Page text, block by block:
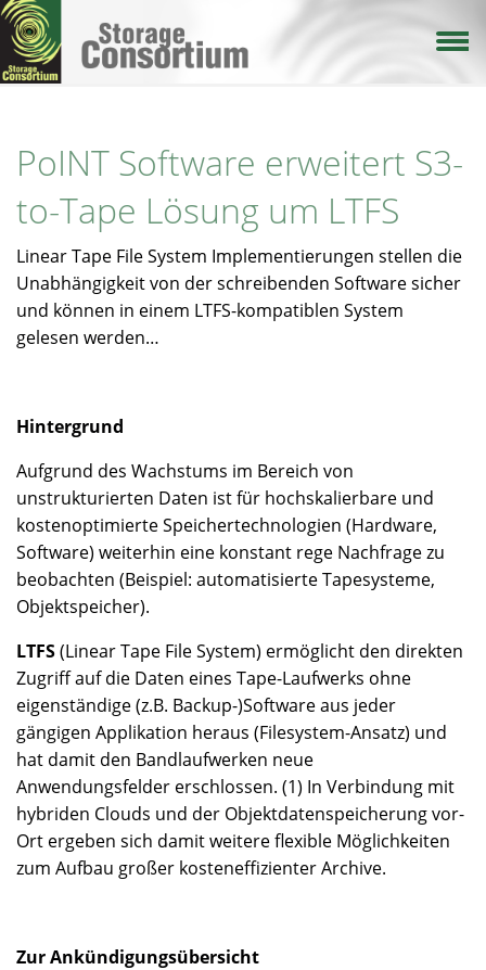
Direkt
zum
Inhalt
PoINT Software erweitert S3-
to-Tape Lösung um LTFS
Linear Tape File System Implementierungen stellen die
Unabhängigkeit von der schreibenden Software sicher
und können in einem LTFS-kompatiblen System
gelesen werden…
Hintergrund
Aufgrund des Wachstums im Bereich von
unstrukturierten Daten ist für hochskalierbare und
kostenoptimierte Speichertechnologien (Hardware,
Software) weiterhin eine konstant rege Nachfrage zu
beobachten (Beispiel: automatisierte Tapesysteme,
Objektspeicher).
LTFS(Linear Tape File System) ermöglicht den direkten
Zugriff auf die Daten eines Tape-Laufwerks ohne
eigenständige (z.B. Backup-)Software aus jeder
gängigen Applikation heraus (Filesystem-Ansatz) und
hat damit den Bandlaufwerken neue
Anwendungsfelder erschlossen. (1) In Verbindung mit
hybriden Clouds und der Objektdatenspeicherung vor-
Ort ergeben sich damit weitere flexible Möglichkeiten
zum Aufbau großer kosteneffizienter Archive.
Zur Ankündigungsübersicht